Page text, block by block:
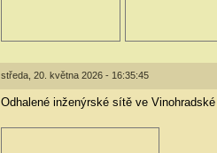
středa, 20. května 2026 - 16:35:45
Odhalené inženýrské sítě ve